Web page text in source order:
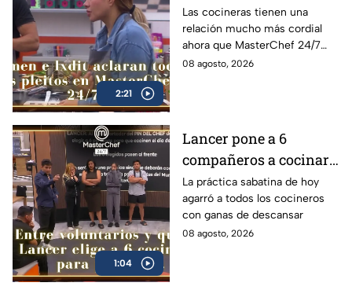
2:21
MasterChef 24/7 y
culpa a Michelle! 'Me
calentó la cabeza'
(VIDEO)
Las cocineras tienen una
relación mucho más cordial
ahora que MasterChef 24/7
está en su recta final
08 agosto, 2026
1:04
Lancer pone a 6
compañeros a cocinar
para TODOS y Luis se
queja: '¿Premio o
castigo?' (VIDEO)
La práctica sabatina de hoy
agarró a todos los cocineros
con ganas de descansar
08 agosto, 2026